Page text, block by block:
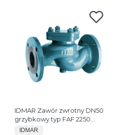
IDMAR Zawór zwrotny DN50
grzybkowy typ FAF 2250
kołnierz 1.6MPa
PRODUCENT
IDMAR